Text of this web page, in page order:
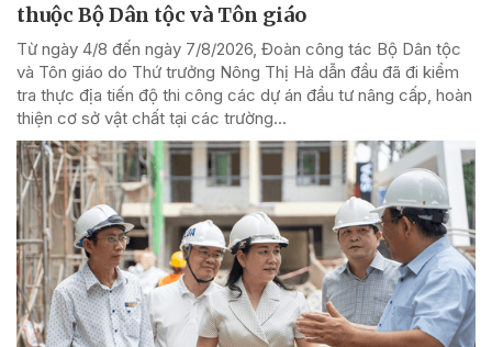
thuộc Bộ Dân tộc và Tôn giáo
Từ ngày 4/8 đến ngày 7/8/2026, Đoàn công tác Bộ Dân tộc
và Tôn giáo do Thứ trưởng Nông Thị Hà dẫn đầu đã đi kiểm
tra thực địa tiến độ thi công các dự án đầu tư nâng cấp, hoàn
thiện cơ sở vật chất tại các trường...